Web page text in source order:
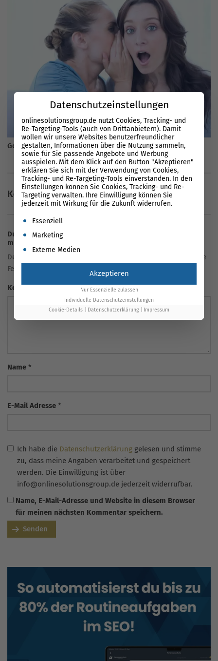
Google Analytics: Datenschutz
Keine Kommentare vorhanden
Du hast eine Frage oder eine Meinung zum Artikel? Teile sie
mit uns!
Deine E-Mail-Adresse wird nicht veröffentlicht. Erforderliche
Felder sind markiert *
Kommentar
Name *
E-Mail Adresse *
Ich habe die Datenschutzerklärung gelesen und stimme
zu, dass meine Angaben verarbeitet und gespeichert
werden. Die Einwilligung ist über
info@onlinesolutionsgroup.de jederzeit widerrufbar.
Name, E-Mail-Adresse und Website in diesem Browser
für meinen nächsten Kommentar speichern.
Senden
Datenschutzeinstellungen
onlinesolutionsgroup.de nutzt Cookies, Tracking- und
Re-Targeting-Tools (auch von Drittanbietern). Damit
wollen wir unsere Websites benutzerfreundlicher
gestalten, Informationen über die Nutzung sammeln,
sowie für Sie passende Angebote und Werbung
ausspielen. Mit dem Klick auf den Button "Akzeptieren"
erklären Sie sich mit der Verwendung von Cookies,
Tracking- und Re-Targeting-Tools einverstanden. In den
Einstellungen können Sie Cookies, Tracking- und Re-
Targeting verwalten. Ihre Einwilligung können Sie
jederzeit mit Wirkung für die Zukunft widerrufen.
Es folgt eine Liste der Service-Gruppen, für die eine
Essenziell
Marketing
Externe Medien
Akzeptieren
Nur Essenzielle zulassen
Individuelle Datenschutzeinstellungen
Cookie-Details
Datenschutzerklärung Impressum